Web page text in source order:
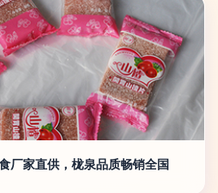
厂家直供，栊泉品质畅销全国